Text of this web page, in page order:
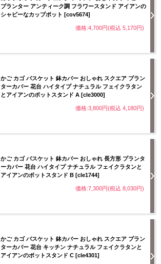
プランター アンティーク調 フラワースタンド アイアンの
シャビーなカップポット [cov5674]
価格:4,700円(税込 5,170円)
かご カゴ バスケット 鉢カバー おしゃれ スクエア プラン
ターカバー 花台 ハイタイプ ナチュラル フェイクラタン
とアイアンのポットスタンド A [cle3000]
価格:3,800円(税込 4,180円)
かご カゴ バスケット 鉢カバー おしゃれ 長方形 プランタ
ーカバー 花台 ハイタイプ ナチュラル フェイクラタンと
アイアンのポットスタンド B [cle1744]
価格:7,300円(税込 8,030円)
かご カゴ バスケット 鉢カバー おしゃれ スクエア プラン
ターカバー 花台 キッチン ナチュラル フェイクラタンと
アイアンのポットスタンド C [cle4301]